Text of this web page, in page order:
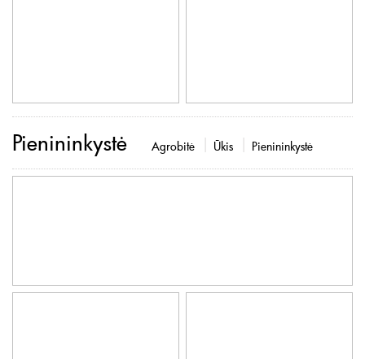
Pienininkystė Agrobitė Ūkis Pienininkystė